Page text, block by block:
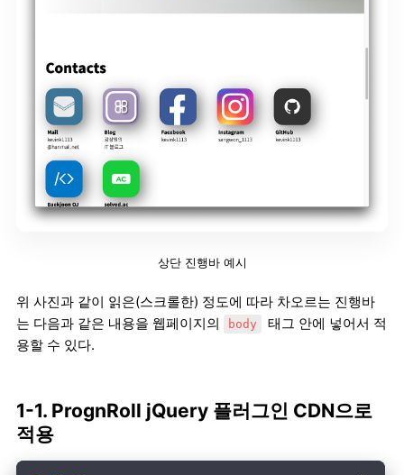
상단 진행바 예시
위 사진과 같이 읽은(스크롤한) 정도에 따라 차오르는 진행바
는 다음과 같은 내용을 웹페이지의
body
태그 안에 넣어서 적
용할 수 있다.
1-1. PrognRoll jQuery 플러그인 CDN으로
적용